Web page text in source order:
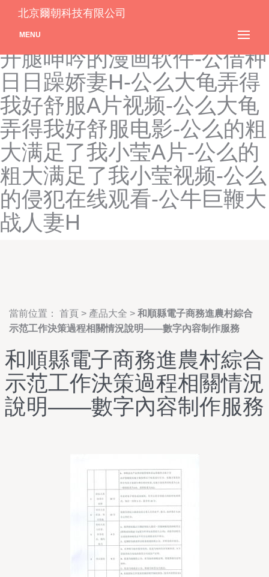
公交车艳妇系列140-公交跨
坐挺进律动深-公交上强摁做
开腿呻吟的漫画软件-公借种
日日躁娇妻H-公么大龟弄得
我好舒服A片视频-公么大龟
弄得我好舒服电影-公么的粗
大满足了我小莹A片-公么的
粗大满足了我小莹视频-公么
的侵犯在线观看-公牛巨鞭大
战人妻H
北京爾朝科技有限公司
MENU
當前位置： 首頁 > 產品大全 > 和順縣電子商務進農村綜合
示范工作決策過程相關情況說明——數字內容制作服務
和順縣電子商務進農村綜合
示范工作決策過程相關情況
說明——數字內容制作服務